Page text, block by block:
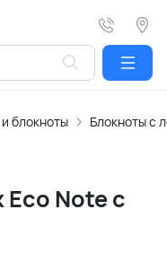
блокноты Блокноты с
Eco Note с